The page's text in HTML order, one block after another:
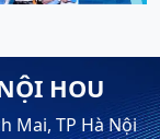
HOU
Mai, TP Hà Nội